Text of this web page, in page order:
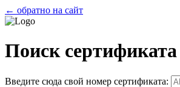
← обратно на сайт
Поиск сертификата
Введите сюда свой номер сертификата: